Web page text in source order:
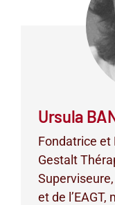
Ursula
Fondatrice et
Gestalt
et de